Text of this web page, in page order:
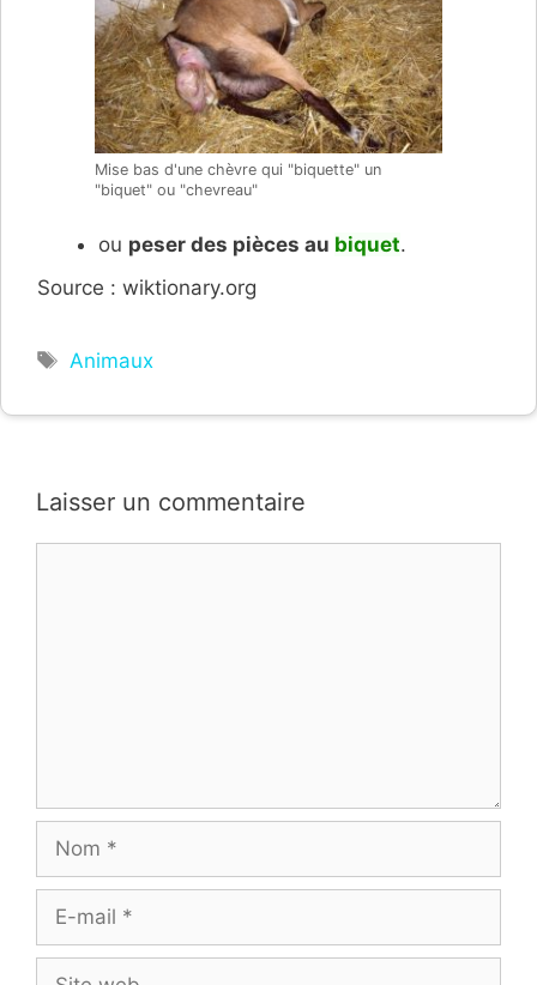
Mise bas d'une chèvre qui "biquette" un
"biquet" ou "chevreau"
ou peser des pièces au biquet.
Source : wiktionary.org
Étiquettes
Animaux
Laisser un commentaire
mail